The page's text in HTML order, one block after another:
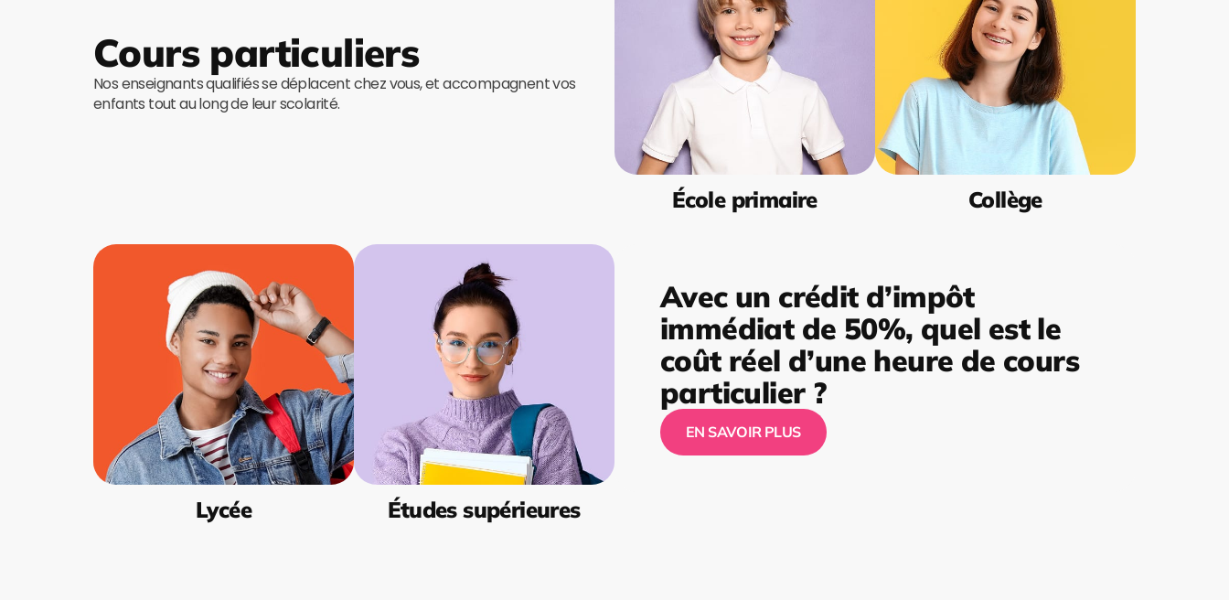
Cours particuliers
Nos enseignants qualifiés se déplacent chez vous, et accompagnent vos
enfants tout au long de leur scolarité.
École primaire Collège
Lycée Études supérieures
Avec un crédit d’impôt
immédiat de 50%, quel est le
coût réel d’une heure de cours
particulier ?
EN SAVOIR PLUS